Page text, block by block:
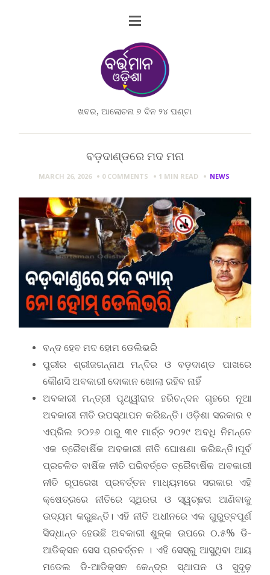
ଖବର, ଆଲୋଚନା ୭ ଦିନ ୨୪ ଘଣ୍ଟା
ବଡ଼ଦାଣ୍ଡରେ ମଦ ମନା
MARCH 26, 2026 0 COMMENTS 1 MIN READ NEWS
ବନ୍ଦ ହେବ ମଦ ହୋମ ଡେଲିଭରି
ପୁରୀର ଶ୍ରୀଜଗନ୍ନାଥ ମନ୍ଦିର ଓ ବଡ଼ଦାଣ୍ଡ ପାଖରେ
କୌଣସି ଅବକାରୀ ଦୋକାନ ଖୋଲା ରହିବ ନାହିଁ
ଅବକାରୀ ମନ୍ତ୍ରୀ ପୃଥ୍ୱୀରାଜ ହରିଚନ୍ଦନ ଗୃହରେ ନୂଆ
ଅବକାରୀ ନୀତି ଉପସ୍ଥାପନ କରିଛନ୍ତି। ଓଡ଼ିଶା ସରକାର ୧
ଏପ୍ରିଲ ୨୦୨୬ ଠାରୁ ୩୧ ମାର୍ଚ୍ଚ ୨୦୨୯ ଅବଧି ନିମନ୍ତେ
ଏକ ତ୍ରୈବାର୍ଷିକ ଅବକାରୀ ନୀତି ଘୋଷଣା କରିଛନ୍ତି।ପୂର୍ବ
ପ୍ରଚଳିତ ବାର୍ଷିକ ନୀତି ପରିବର୍ତ୍ତେ ତ୍ରୈବାର୍ଷିକ ଅବକାରୀ
ନୀତି ରୂପରେଖ ପ୍ରବର୍ତ୍ତନ ମାଧ୍ୟମରେ ସରକାର ଏହି
କ୍ଷେତ୍ରରେ ନୀତିରେ ସ୍ଥିରତା ଓ ସ୍ୱଚ୍ଛତା ଆଣିବାକୁ
ଉଦ୍ୟମ କରୁଛନ୍ତି। ଏହି ନୀତି ଅଧୀନରେ ଏକ ଗୁରୁତ୍ବପୂର୍ଣ
ସିଦ୍ଧାନ୍ତ ହେଉଛି ଅବକାରୀ ଶୁଳ୍କ ଉପରେ ୦.୫% ଡି-
ଆଡିକ୍ସନ ସେସ ପ୍ରବର୍ତ୍ତନ । ଏହି ସେସ୍‌ରୁ ଆସୁଥିବା ଆୟ
ମଡେଲ ଡି-ଆଡିକ୍ସନ କେନ୍ଦ୍ର ସ୍ଥାପନ ଓ ସୁଦୃଢ଼